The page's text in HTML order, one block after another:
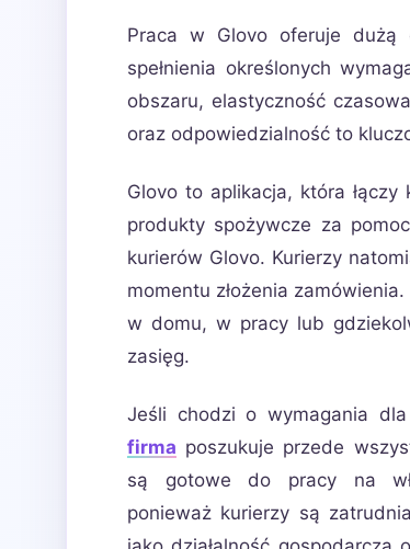
Praca w Glovo oferuje dużą
spełnienia określonych
obszaru, elastyczność
oraz odpowiedzialność to
Glovo to aplikacja, która
produkty spożywcze za
kurierów Glovo. Kurierzy
momentu złożenia
w domu, w pracy lub
zasięg.
Jeśli chodzi o wymagania
firma poszukuje przede
są gotowe do pracy na
ponieważ kurierzy są